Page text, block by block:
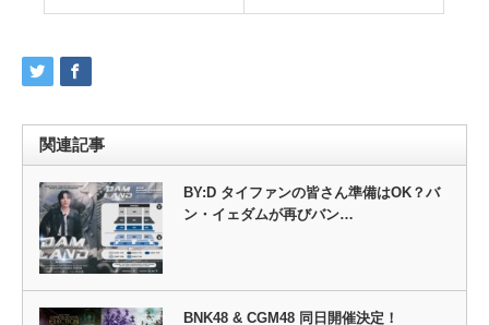
関連記事
BY:D タイファンの皆さん準備はOK？バ
ン・イェダムが再びバン…
BNK48 & CGM48 同日開催決定！